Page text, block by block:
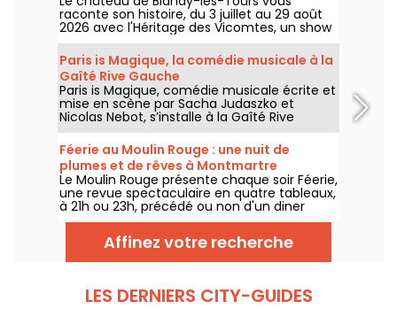
raconte son histoire, du 3 juillet au 29 août
2026 avec l'Héritage des Vicomtes, un show
son et lumière pour traverser les siècles et
découvrir ce château médiéval. Nous
sommes allés à sa découverte, voici en
partie ce qui vous attend.
Paris is Magique, la comédie musicale à la
Gaîté Rive Gauche
Paris is Magique, comédie musicale écrite et
mise en scène par Sacha Judaszko et
Nicolas Nebot, s’installe à la Gaîté Rive
Gauche à Paris à partir du 23 juin 2026.
Féerie au Moulin Rouge : une nuit de
plumes et de rêves à Montmartre
Le Moulin Rouge présente chaque soir Féerie,
une revue spectaculaire en quatre tableaux,
à 21h ou 23h, précédé ou non d'un diner
imaginé par leur chef.
Affinez votre recherche
LES DERNIERS CITY-GUIDES